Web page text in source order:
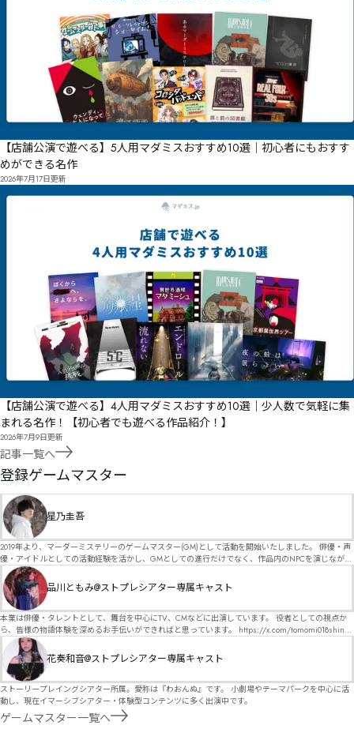
【店舗公演で遊べる】5人用マダミスおすすめ10選｜初心者にもおすす
めができる名作
2026年7月17日更新
【店舗公演で遊べる】4人用マダミスおすすめ10選｜少人数で気軽に集
まれる名作！【初心者でも遊べる作品紹介！】
2026年7月9日更新
記事一覧へ
GM
登録ゲームマスター
星乃圭吾
2019年より、マーダーミステリーのゲームマスター(GM)として活動を開始いたしました。 俳優・声
優・アイドルとしての活動経験を活かし、GMとしての進行だけでなく、作品内のNPCを演じなが
ら、お客様に物語の世界へ入り込んでいただくような演出・サービスを得意としています。 自分自
身でも作品制作を行っているので、作家さんが作品に込めた想いや意図を大切にしながら、その作
品の魅力をお客様に届けられるような公演を心がけています。 参加してくださる皆様がどんなエン
ディングを迎えるのか、どんな物語が生まれるのかを想像しながら、公演を進めていく時間が本当
に大好きです！ 対応可能作品は、オフライン（対面）作品のみとなります。 得意分野をひとつ挙げ
るなら恋愛もの（恋愛要素を含むシナリオ）ですが、ファンタジー、デスゲーム、青春ものなど、
ジャンルを問わず幅広く対応可能です！お任せください！ 《所属団体・店舗》 ★ Lanbelysma -ラン
ビリズマ- (代表・制作・GM) ★ ストーリープレイングシアター (GM) ★ フィネガンズ ウェイク
(GM)
品川ともみ@ストプレシアター専属キャスト
本業は俳優・タレントとして、舞台を中心にTV、CMなどに出演しています。 役者としての視点か
ら、皆様の物語体験を深めるお手伝いができればと思っています。 https://x.com/tomomi018shin?
s=11 活動内容はSNSにて投稿しています。 SPT所属。 ストーリープレイングシアター「星詠みの
標」にてGMデビュー。 ボードゲーム×体感型演劇 イマーシブカフェ「コアクト」(不定期開催)出
演中。
花奏和音@ストプレシアター専属キャスト
ストーリープレイングシアター所属。愛称は『わおんぬ』です。 小劇場やテーマパークを中心に活
動し、現在イマーシブシアター・体験型コンテンツに多く出演中です。
ゲームマスター一覧へ